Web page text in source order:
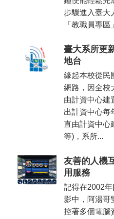
步驟進入臺大
「教職員專區
臺大系所更
地台
緣起本校從民
網路，因全校
由計資中心建
出計資中心每
直由計資中心
等)，系所...
友善的人機
用服務
記得在2002
影中，阿湯哥
控著多個電腦